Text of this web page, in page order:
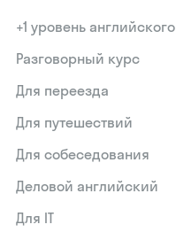
+1 уровень английского
Разговорный курс
Для переезда
Для путешествий
Для собеседования
Деловой английский
Для IT